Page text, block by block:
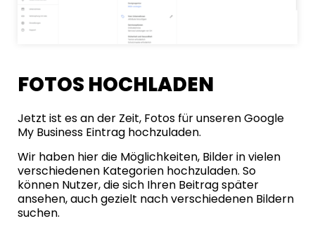
FOTOS HOCHLADEN
Jetzt ist es an der Zeit, Fotos für unseren Google
My Business Eintrag hochzuladen.
Wir haben hier die Möglichkeiten, Bilder in vielen
verschiedenen Kategorien hochzuladen. So
können Nutzer, die sich Ihren Beitrag später
ansehen, auch gezielt nach verschiedenen Bildern
suchen.